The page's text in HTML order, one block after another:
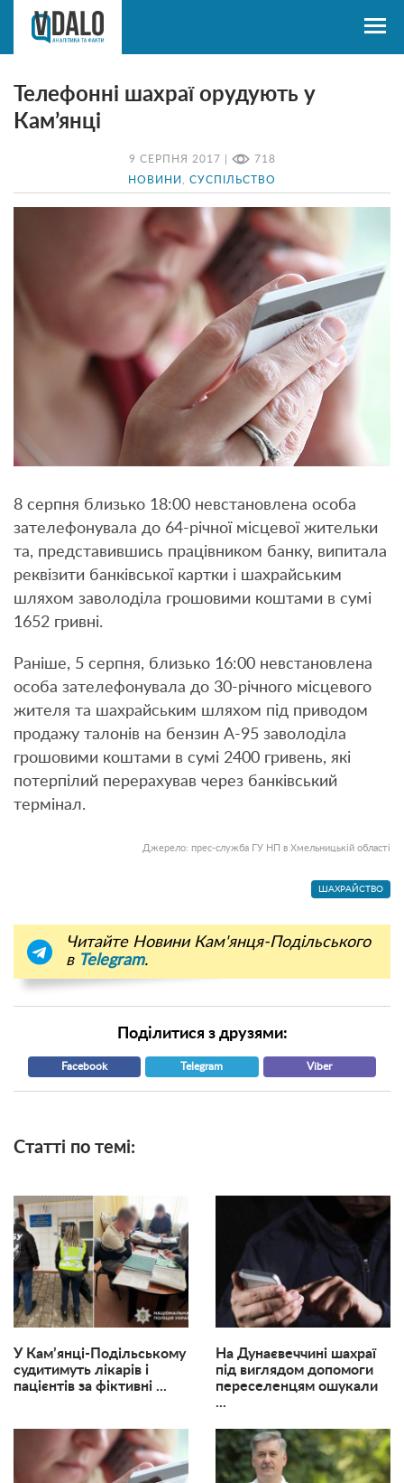
9 СЕРПНЯ 2017 | 718
НОВИНИ СУСПІЛЬСТВО
Телефонні шахраї орудують у
Кам’янці
8 серпня близько 18:00 невстановлена особа
зателефонувала до 64-річної місцевої жительки
та, представившись працівником банку, випитала
реквізити банківської картки і шахрайським
шляхом заволоділа грошовими коштами в сумі
1652 гривні.
Раніше, 5 серпня, близько 16:00 невстановлена
особа зателефонувала до 30-річного місцевого
жителя та шахрайським шляхом під приводом
продажу талонів на бензин А-95 заволоділа
грошовими коштами в сумі 2400 гривень, які
потерпілий перерахував через банківський
термінал.
Джерело: прес-служба ГУ НП в Хмельницькій області
ШАХРАЙСТВО
Читайте Новини Кам'янця-Подільського
в Telegram.
Поділитися з друзями:
Facebook Telegram Viber
Статті по темі:
У Кам’янці-Подільському
судитимуть лікарів і
пацієнтів за фіктивні ...
На Дунаєвеччині шахраї
під виглядом допомоги
переселенцям ошукали
...